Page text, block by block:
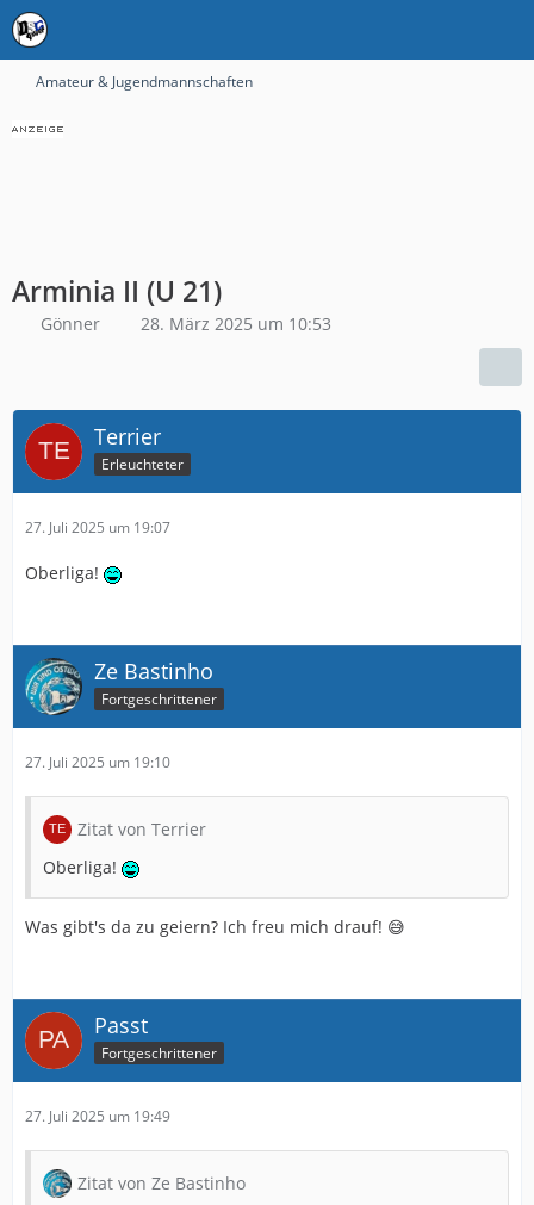
Amateur & Jugendmannschaften
Arminia II (U 21)
Gönner 28. März 2025 um 10:53
Terrier
Erleuchteter
27. Juli 2025 um 19:07
Oberliga!
Ze Bastinho
Fortgeschrittener
27. Juli 2025 um 19:10
Zitat von Terrier
Oberliga!
Was gibt's da zu geiern? Ich freu mich drauf! 😅
Passt
Fortgeschrittener
27. Juli 2025 um 19:49
Zitat von Ze Bastinho